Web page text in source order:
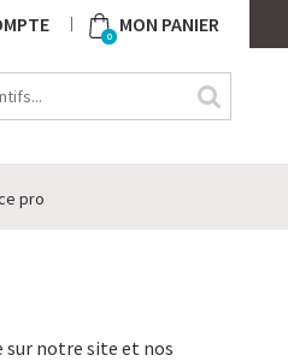
0 MON PANIER
pro
sur notre site et nos